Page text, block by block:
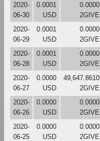
2020-
06-30
0.0001
USD
0.0000
2GIVE
2020-
06-29
0.0001
USD
0.0000
2GIVE
2020-
06-28
0.0001
USD
0.0000
2GIVE
2020-
06-27
0.0000
USD
49,647.8610
2GIVE
2020-
06-26
0.0000
USD
0.0000
2GIVE
2020-
06-25
0.0000
USD
0.0000
2GIVE